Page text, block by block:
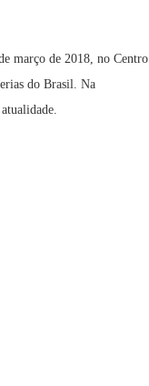
março de 2018, no Centro
do Brasil. Na